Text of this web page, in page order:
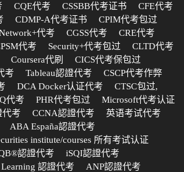
CQE代考 CSSBB代考证书
CFE代考
CDMP-A代考证书
CPIM代考包过
代考 CGSS代考
CRE代考
代考 Security+代考包过
CLTD代考
Coursera代刷
CICS代考保包过
考
Tableau認證代考
CSCP代考作弊
DCA Docker认证代考
CTSC包过,
代考 PHR代考包过
Microsoft代考认证
代考
CCNA認證代考
英语考试代考
ABA España認證代考
institute/courses 所有考试认证
認證代考
iSQI認證代考
認證代考
ANP認證代考